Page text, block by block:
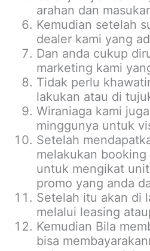
arahan dan
Kemudian setelah
dealer kami yang
Dan anda cukup
marketing kami
Tidak perlu
lakukan atau di
Wiraniaga kami
minggunya untuk
Setelah
melakukan
untuk mengikat
promo yang anda
Setelah itu akan di
melalui leasing
Kemudian Bila
bisa